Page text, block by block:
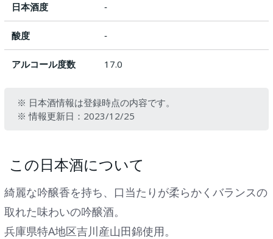
日本酒度 ‐
酸度 ‐
アルコール度数 17.0
※ 日本酒情報は登録時点の内容です。
※ 情報更新日：2023/12/25
この日本酒について
綺麗な吟醸香を持ち、口当たりが柔らかくバランスの
取れた味わいの吟醸酒。
兵庫県特A地区吉川産山田錦使用。